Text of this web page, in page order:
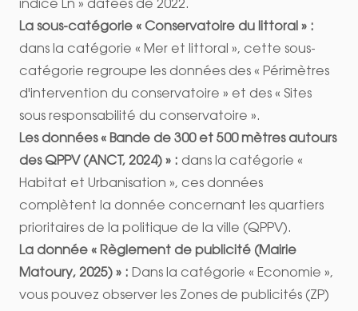
indice Ln » datées de 2022.
La sous-catégorie « Conservatoire du littoral » :
dans la catégorie « Mer et littoral », cette sous-
catégorie regroupe les données des « Périmètres
d'intervention du conservatoire » et des « Sites
sous responsabilité du conservatoire ».
Les données « Bande de 300 et 500 mètres autours
des QPPV (ANCT, 2024) » : dans la catégorie «
Habitat et Urbanisation », ces données
complètent la donnée concernant les quartiers
prioritaires de la politique de la ville (QPPV).
La donnée « Règlement de publicité (Mairie
Matoury, 2025) » : Dans la catégorie « Economie »,
vous pouvez observer les Zones de publicités (ZP)